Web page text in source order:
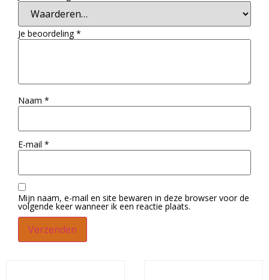
Je beoordeling*
Naam *
E-mail *
Mijn naam, e-mail en site bewaren in deze browser voor de
volgende keer wanneer ik een reactie plaats.